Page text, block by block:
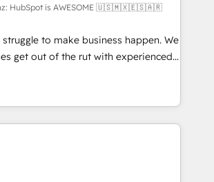
global HubSpot
long-term
embed ourselves into your
systems 🏢 We specialise in
market and enterprise
global organisations and those with
Custom Integration and
& ISO9001
HubSpot is AWESOME 🇺🇸🇲🇽🇪🇸🇦🇷
to make business happen. We
get out of the rut with experienced,
teams implementing HubSpot
Service, CMS and Operations Hub,
actually engaging with your customers
are a top ranked
Partner, winner of Rookie of the Year
First Awards, 4.9/5 rating in HubSpot
5 rating in Clutch Reviews. Digifianz